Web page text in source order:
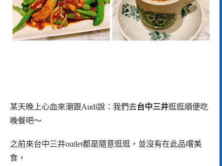
某天晚上心血來潮跟Audi說：我們去台中三井逛逛順便吃
晚餐吧～
之前來台中三井outlet都是隨意逛逛，並沒有在此品嚐美
食，